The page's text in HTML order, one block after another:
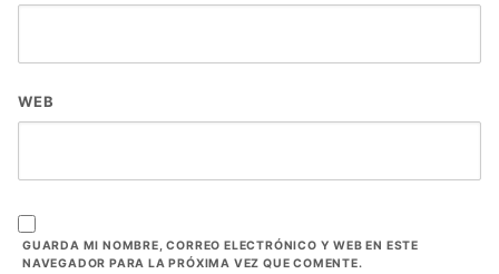
WEB
GUARDA MI NOMBRE, CORREO ELECTRÓNICO Y WEB EN ESTE
NAVEGADOR PARA LA PRÓXIMA VEZ QUE COMENTE.